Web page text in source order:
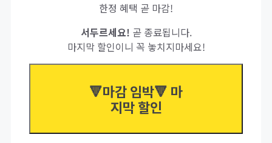
한정 혜택 곧 마감!
서두르세요! 곧 종료됩니다.
마지막 할인이니 꼭 놓치지마세요!
🔻마감 임박🔻 마
지막 할인